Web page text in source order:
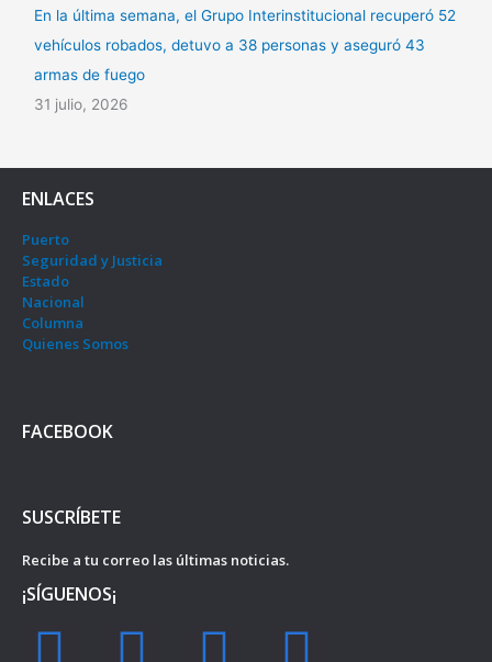
En la última semana, el Grupo Interinstitucional recuperó 52
vehículos robados, detuvo a 38 personas y aseguró 43
armas de fuego
31 julio, 2026
ENLACES
Puerto
Seguridad y Justicia
Estado
Nacional
Columna
Quienes Somos
FACEBOOK
SUSCRÍBETE
Recibe a tu correo las últimas noticias.
¡SÍGUENOS¡